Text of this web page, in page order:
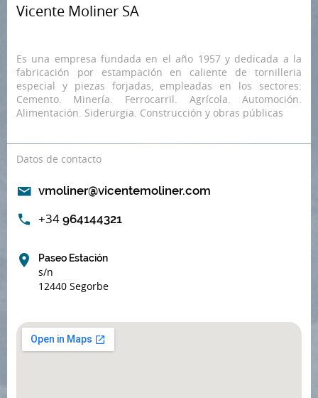
Vicente Moliner SA
Es una empresa fundada en el año 1957 y dedicada a la
fabricación por estampación en caliente de tornilleria
especial y piezas forjadas, empleadas en los sectores:
Cemento. Minería. Ferrocarril. Agrícola. Automoción.
Alimentación. Siderurgia. Construcción y obras públicas
Datos de contacto
vmoliner@vicentemoliner.com
+34 964144321
Paseo Estación
s/n
12440 Segorbe